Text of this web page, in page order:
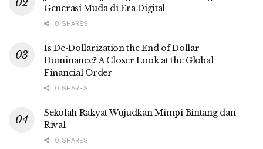
Generasi Muda di Era Digital
0 SHARES
Is De-Dollarization the End of Dollar
Dominance? A Closer Look at the Global
Financial Order
0 SHARES
Sekolah Rakyat Wujudkan Mimpi Bintang dan
Rival
0 SHARES